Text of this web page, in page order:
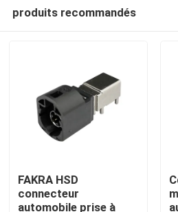
produits recommandés
FAKRA HSD
connecteur
automobile prise à